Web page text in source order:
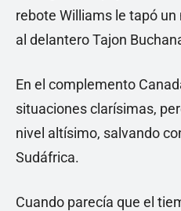
rebote Williams le tapó
al delantero Tajon
En el complemento
situaciones clarísimas,
nivel altísimo, salvando
Sudáfrica.
Cuando parecía que el